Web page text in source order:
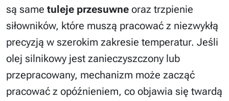
są same tuleje przesuwne oraz trzpienie
siłowników, które muszą pracować z niezwykłą
precyzją w szerokim zakresie temperatur. Jeśli
olej silnikowy jest zanieczyszczony lub
przepracowany, mechanizm może zacząć
pracować z opóźnieniem, co objawia się twardą